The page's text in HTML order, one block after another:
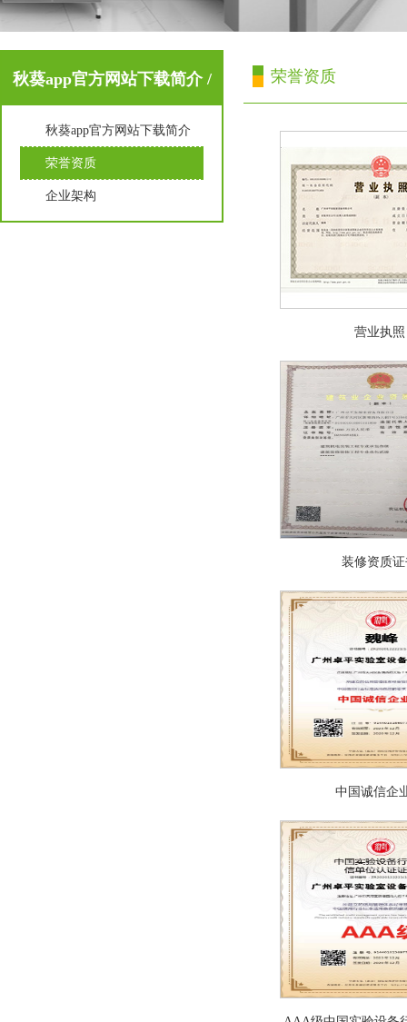
秋葵app官方网站下载简介 /
About Us
秋葵app官方网站下载简介
荣誉资质
企业架构
荣誉资质
营业执照
装修资质
中国诚信企